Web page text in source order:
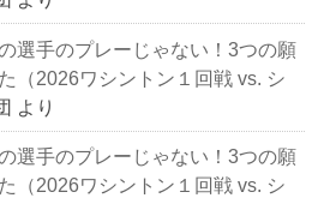
選手のプレーじゃない！3つの願
（2026ワシントン１回戦 vs. シ
より
選手のプレーじゃない！3つの願
（2026ワシントン１回戦 vs. シ